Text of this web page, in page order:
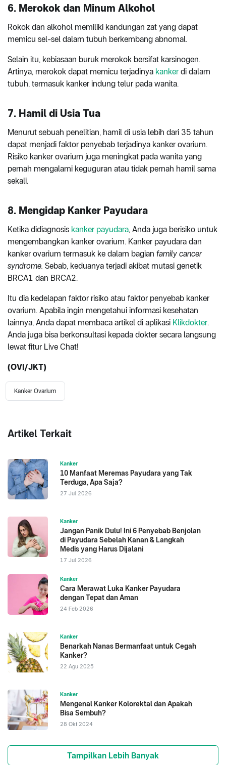
6. Merokok dan Minum Alkohol
Rokok dan alkohol memiliki kandungan zat yang dapat
memicu sel-sel dalam tubuh berkembang abnomal.
Selain itu, kebiasaan buruk merokok bersifat karsinogen.
Artinya, merokok dapat memicu terjadinya kanker di dalam
tubuh, termasuk kanker indung telur pada wanita.
7. Hamil di Usia Tua
Menurut sebuah penelitian, hamil di usia lebih dari 35 tahun
dapat menjadi faktor penyebab terjadinya kanker ovarium.
Risiko kanker ovarium juga meningkat pada wanita yang
pernah mengalami keguguran atau tidak pernah hamil sama
sekali.
8. Mengidap Kanker Payudara
Ketika didiagnosis kanker payudara, Anda juga berisiko untuk
mengembangkan kanker ovarium. Kanker payudara dan
kanker ovarium termasuk ke dalam bagian family cancer
syndrome. Sebab, keduanya terjadi akibat mutasi genetik
BRCA1 dan BRCA2.
Itu dia kedelapan faktor risiko atau faktor penyebab kanker
ovarium. Apabila ingin mengetahui informasi kesehatan
lainnya, Anda dapat membaca artikel di aplikasi Klikdokter.
Anda juga bisa berkonsultasi kepada dokter secara langsung
lewat fitur Live Chat!
(OVI/JKT)
Kanker Ovarium
Artikel Terkait
Kanker
10 Manfaat Meremas Payudara yang Tak
Terduga, Apa Saja?
27 Jul 2026
Kanker
Jangan Panik Dulu! Ini 6 Penyebab Benjolan
di Payudara Sebelah Kanan & Langkah
Medis yang Harus Dijalani
17 Jul 2026
Kanker
Cara Merawat Luka Kanker Payudara
dengan Tepat dan Aman
24 Feb 2026
Kanker
Benarkah Nanas Bermanfaat untuk Cegah
Kanker?
22 Agu 2025
Kanker
Mengenal Kanker Kolorektal dan Apakah
Bisa Sembuh?
28 Okt 2024
Tampilkan Lebih Banyak